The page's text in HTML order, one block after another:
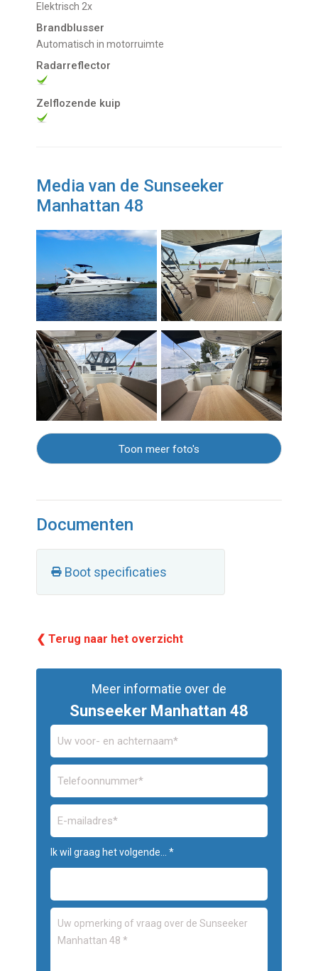
Elektrisch 2x
Brandblusser
Automatisch in motorruimte
Radarreflector
Zelflozende kuip
Media van de Sunseeker
Manhattan 48
Toon meer foto's
Documenten
Boot specificaties
❮ Terug naar het overzicht
Meer informatie over de
Sunseeker Manhattan 48
Ik wil graag het volgende... *